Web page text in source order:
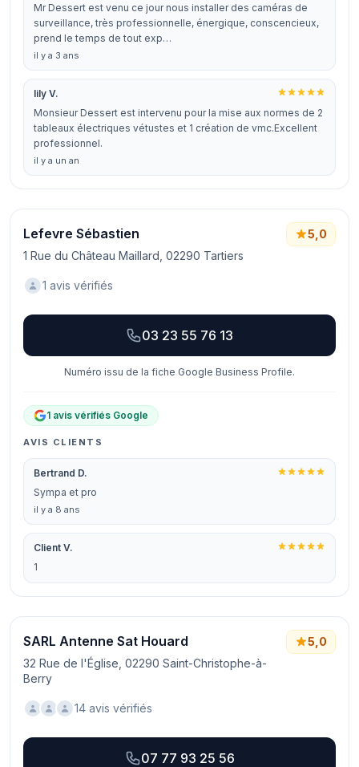
Mr Dessert est venu ce jour nous installer des caméras de
surveillance, très professionnelle, énergique, conscencieux,
prend le temps de tout exp…
il y a 3 ans
lily V.
Monsieur Dessert est intervenu pour la mise aux normes de 2
tableaux électriques vétustes et 1 création de vmc.Excellent
professionnel.
il y a un an
Lefevre Sébastien
1 Rue du Château Maillard, 02290 Tartiers
5,0
1 avis vérifiés
03 23 55 76 13
Numéro issu de la fiche Google Business Profile.
1 avis vérifiés Google
AVIS CLIENTS
Bertrand D.
Sympa et pro
il y a 8 ans
Client V.
1
SARL Antenne Sat Houard
32 Rue de l'Église, 02290 Saint-Christophe-à-
Berry
5,0
14 avis vérifiés
07 77 93 25 56